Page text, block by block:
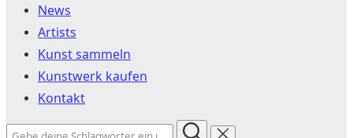
springenNews
Artists
Kunst sammeln
Kunstwerk kaufen
Kontakt
Suchen